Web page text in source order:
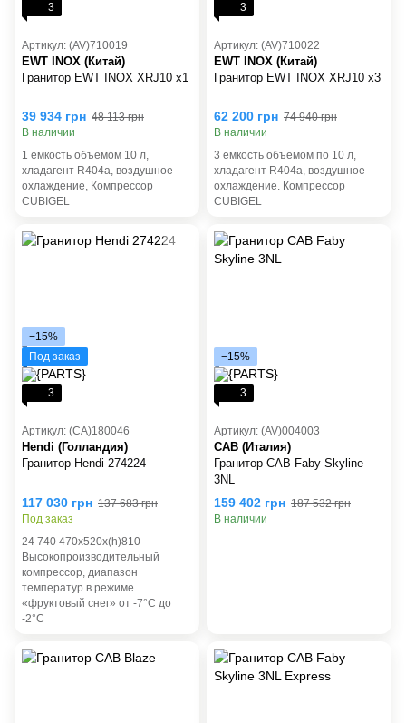
3
Артикул: (AV)710019
EWT INOX (Китай)
Гранитор EWT INOX XRJ10 х1
39 934 грн 48 113 грн
В наличии
1 емкость объемом 10 л,
хладагент R404a, воздушное
охлаждение, Компрессор
СUBIGEL
3
Артикул: (AV)710022
EWT INOX (Китай)
Гранитор EWT INOX XRJ10 х3
62 200 грн 74 940 грн
В наличии
3 емкость объемом по 10 л,
хладагент R404a, воздушное
охлаждение. Компрессор
СUBIGEL
−15%
Под заказ
3
Артикул: (СА)180046
Hendi (Голландия)
Гранитор Hendi 274224
117 030 грн 137 683 грн
Под заказ
24 740 470x520x(h)810
Высокопроизводительный
компрессор, диапазон
температур в режиме
«фруктовый снег» от -7°C до
-2°C
−15%
3
Артикул: (AV)004003
CAB (Италия)
Гранитор CAB Faby Skyline
3NL
159 402 грн 187 532 грн
В наличии